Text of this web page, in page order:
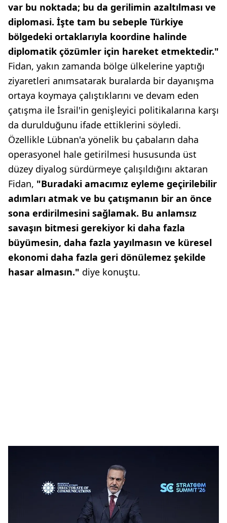
var bu noktada; bu da gerilimin azaltılması ve
diplomasi. İşte tam bu sebeple Türkiye
bölgedeki ortaklarıyla koordine halinde
diplomatik çözümler için hareket etmektedir."
Fidan, yakın zamanda bölge ülkelerine yaptığı
ziyaretleri anımsatarak buralarda bir dayanışma
ortaya koymaya çalıştıklarını ve devam eden
çatışma ile İsrail'in genişleyici politikalarına karşı
da durulduğunu ifade ettiklerini söyledi.
Özellikle Lübnan'a yönelik bu çabaların daha
operasyonel hale getirilmesi hususunda üst
düzey diyalog sürdürmeye çalışıldığını aktaran
Fidan, "Buradaki amacımız eyleme geçirilebilir
adımları atmak ve bu çatışmanın bir an önce
sona erdirilmesini sağlamak. Bu anlamsız
savaşın bitmesi gerekiyor ki daha fazla
büyümesin, daha fazla yayılmasın ve küresel
ekonomi daha fazla geri dönülemez şekilde
hasar almasın." diye konuştu.